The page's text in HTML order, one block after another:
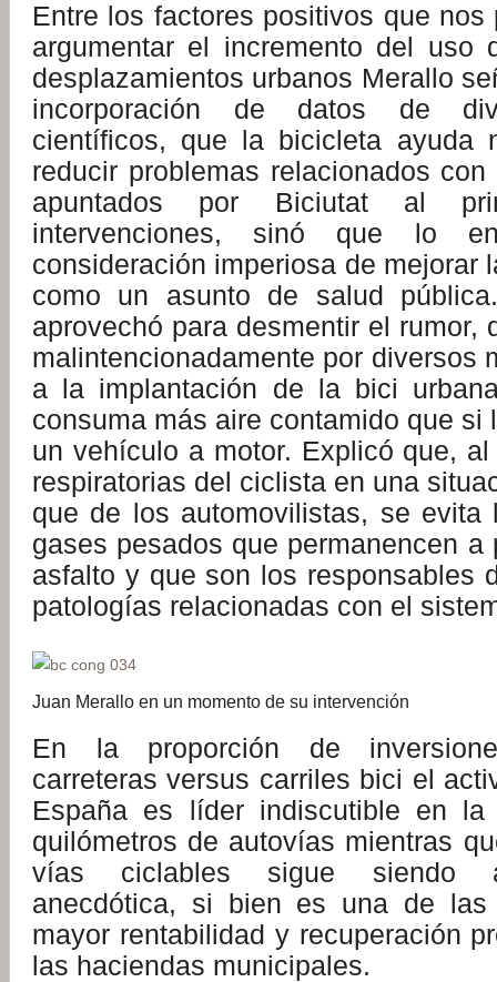
Entre los factores positivos que nos
argumentar el incremento del
desplazamientos urbanos Merallo
incorporación de datos de
científicos, que la bicicleta ayuda
reducir problemas relacionados
apuntados por Biciutat al
intervenciones, sinó que lo
consideración imperiosa de mejorar
como un asunto de salud
aprovechó para desmentir el rumor,
malintencionadamente por diversos
a la implantación de la bici
consuma más aire contamido que si
un vehículo a motor. Explicó que,
respiratorias del ciclista en una
que de los automovilistas, se evita
gases pesados que permanencen a
asfalto y que son los responsables
patologías relacionadas con el
Juan Merallo en un momento de su intervención
En la proporción de
carreteras versus carriles bici el
España es líder indiscutible en la
quilómetros de autovías mientras
vías ciclables sigue siendo
anecdótica, si bien es una de las
mayor rentabilidad y recuperación
las haciendas municipales.